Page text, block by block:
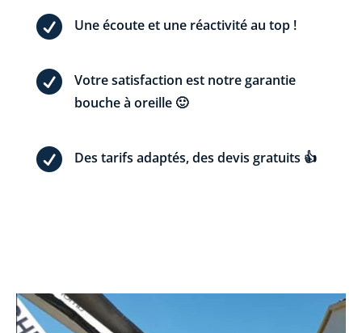
 Une écoute et une réactivité au top !

Votre satisfaction est notre garantie
bouche à oreille 🙂
 Des tarifs adaptés, des devis gratuits 👍